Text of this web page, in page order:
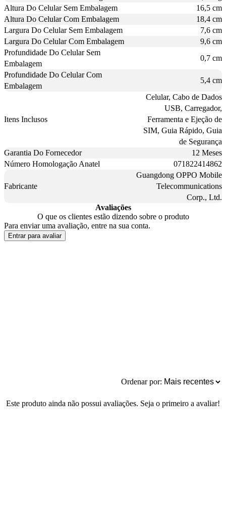
Altura Do Celular Sem Embalagem
16,5 cm
Altura Do Celular Com Embalagem
18,4 cm
Largura Do Celular Sem Embalagem
7,6 cm
Largura Do Celular Com Embalagem
9,6 cm
Profundidade Do Celular Sem
Embalagem
0,7 cm
Profundidade Do Celular Com
Embalagem
5,4 cm
Itens Inclusos
Celular, Cabo de Dados
USB, Carregador,
Ferramenta e Ejeção de
SIM, Guia Rápido, Guia
de Segurança
Garantia Do Fornecedor
12 Meses
Número Homologação Anatel
071822414862
Fabricante
Guangdong OPPO Mobile
Telecommunications
Corp., Ltd.
Avaliações
O que os clientes estão dizendo sobre o produto
Para enviar uma avaliação, entre na sua conta.
Entrar para avaliar
Ordenar por:
Este produto ainda não possui avaliações. Seja o primeiro a avaliar!